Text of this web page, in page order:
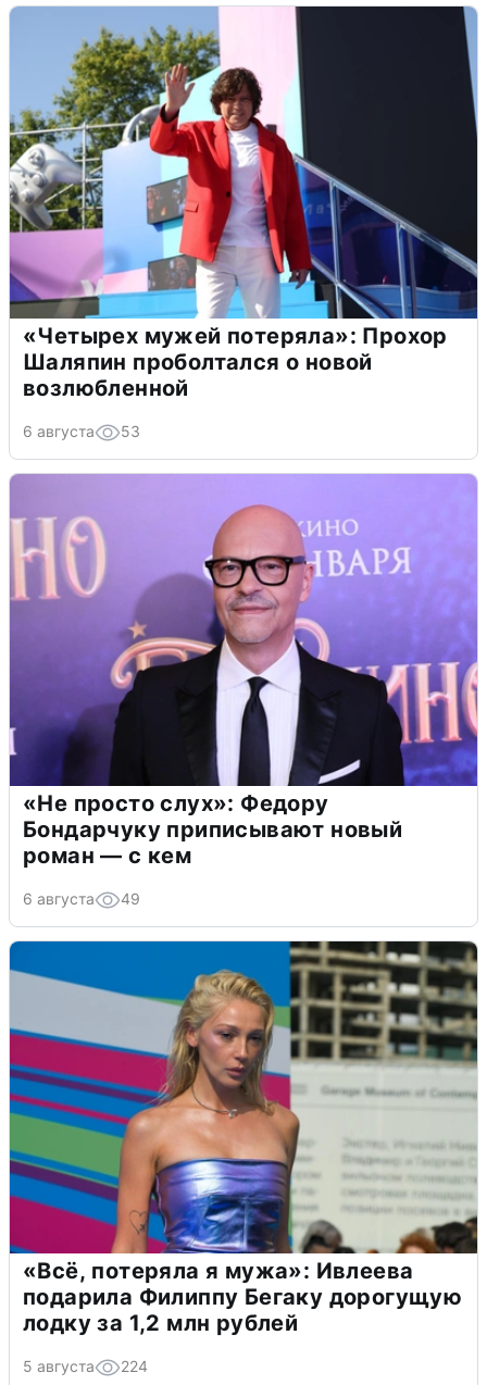
«Четырех мужей потеряла»: Прохор
Шаляпин проболтался о новой
возлюбленной
6 августа 53
«Не просто слух»: Федору
Бондарчуку приписывают новый
роман — с кем
6 августа 49
«Всё, потеряла я мужа»: Ивлеева
подарила Филиппу Бегаку дорогущую
лодку за 1,2 млн рублей
5 августа 224